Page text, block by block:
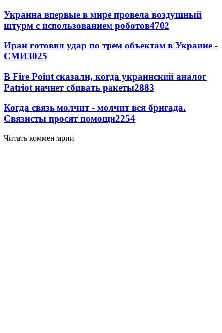
Украина впервые в мире провела воздушный
штурм с использованием роботов4702
Иран готовил удар по трем объектам в Украине -
СМИ3025
В Fire Point сказали, когда украинский аналог
Patriot начнет сбивать ракеты2883
Когда связь молчит - молчит вся бригада.
Связисты просят помощи2254
Читать комментарии